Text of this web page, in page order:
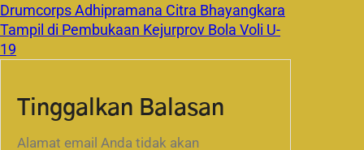
Drumcorps Adhipramana Citra Bhayangkara
Tampil di Pembukaan Kejurprov Bola Voli U-
19
Tinggalkan Balasan
Alamat email Anda tidak akan